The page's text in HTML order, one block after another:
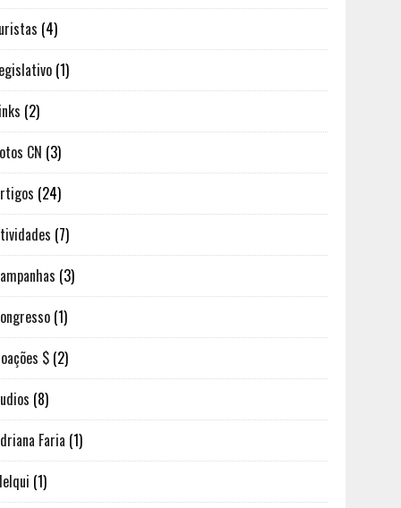
(4)
(1)
(2)
CN (3)
(24)
(7)
(3)
(1)
$ (2)
(8)
Faria (1)
(1)